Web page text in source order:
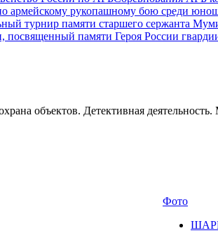
армейскому рукопашному бою среди
турнир памяти старшего сержанта
памяти Героя России
объектов. Детективная
Фото